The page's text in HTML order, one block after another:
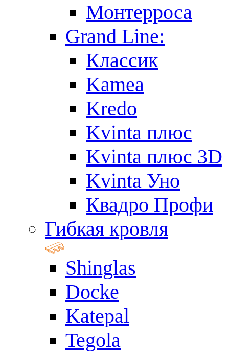
Монтерроса
Grand Line:
Классик
Kamea
Kredo
Kvinta плюс
Kvinta плюс 3D
Kvinta Уно
Квадро Профи
Гибкая кровля
Shinglas
Docke
Katepal
Tegola